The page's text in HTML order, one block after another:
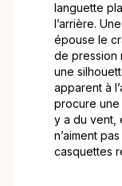
languette
l’arrière.
épouse le
de pression
une
apparent à
procure une
y a du vent,
n’aiment
casquettes